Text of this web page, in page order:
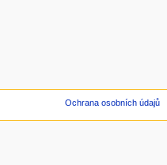
Ochrana osobních údajů